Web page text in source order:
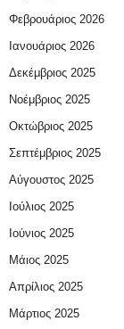
Φεβρουάριος 2026
Ιανουάριος 2026
Δεκέμβριος 2025
Νοέμβριος 2025
Οκτώβριος 2025
Σεπτέμβριος 2025
Αύγουστος 2025
Ιούλιος 2025
Ιούνιος 2025
Μάιος 2025
Απρίλιος 2025
Μάρτιος 2025